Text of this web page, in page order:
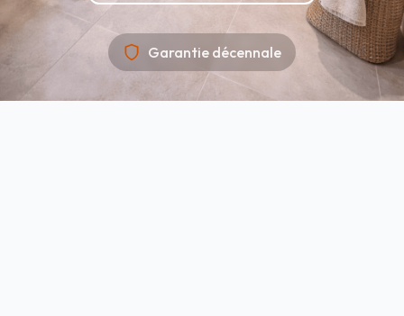
Garantie décennale